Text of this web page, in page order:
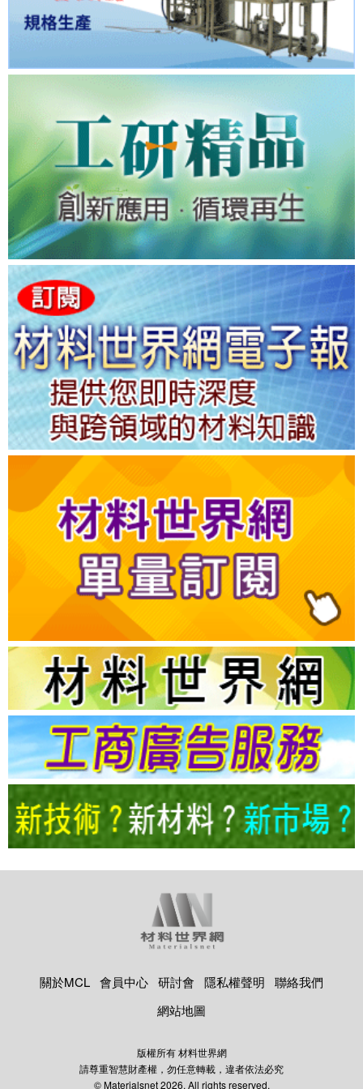
關於MCL 會員中心 研討會 隱私權聲明
聯絡我們
網站地圖
版權所有 材料世界網
請尊重智慧財產權，勿任意轉載，違者依法必究
© Materialsnet 2026. All rights reserved.